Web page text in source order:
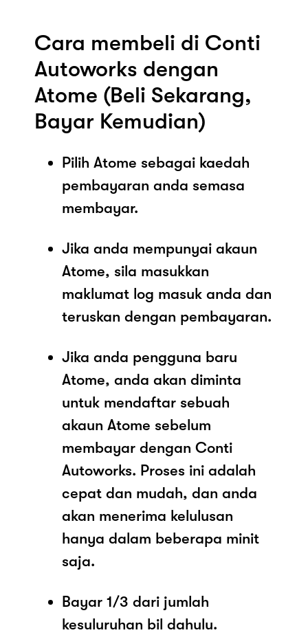
Cara membeli di Conti
Autoworks dengan
Atome (Beli Sekarang,
Bayar Kemudian)
Pilih Atome sebagai kaedah
pembayaran anda semasa
membayar.
Jika anda mempunyai akaun
Atome, sila masukkan
maklumat log masuk anda dan
teruskan dengan pembayaran.
Jika anda pengguna baru
Atome, anda akan diminta
untuk mendaftar sebuah
akaun Atome sebelum
membayar dengan Conti
Autoworks. Proses ini adalah
cepat dan mudah, dan anda
akan menerima kelulusan
hanya dalam beberapa minit
saja.
Bayar 1/3 dari jumlah
kesuluruhan bil dahulu.